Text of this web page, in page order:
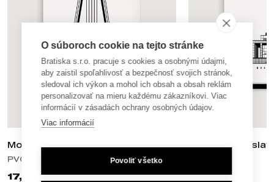
Most SNP / UFO A2
PVC plagáty
17,90 €
Slavín /
17,90 €
O súboroch cookie na tejto stránke
Bratiska s.r.o. pracuje s cookies a osobnými údajmi,
aby zaistil spoľahlivosť a bezpečnosť svojich stránok,
sledoval ich výkon a mohol ich obsah a obsah reklám
personalizovať na mieru každému zákazníkovi. Viac
informácií v zásadách ochrany osobných údajov.
Viac informácií
Povoliť všetko